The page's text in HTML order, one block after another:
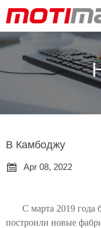
В Камбоджу

Apr 08, 2022
С марта 2019 года
построили новые